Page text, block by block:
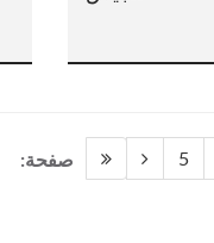
5 صفحة: